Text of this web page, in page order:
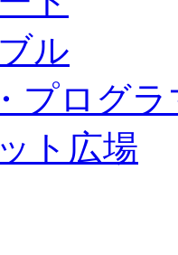
ル
プログラ
ト広場